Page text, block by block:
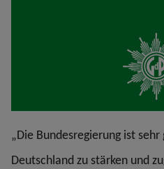
„Die Bundesregierung ist
Deutschland zu stärken und